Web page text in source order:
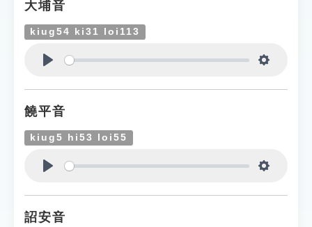
大埔音
kiug54 ki31 loi113
饒平音
kiug5 hi53 loi55
詔安音